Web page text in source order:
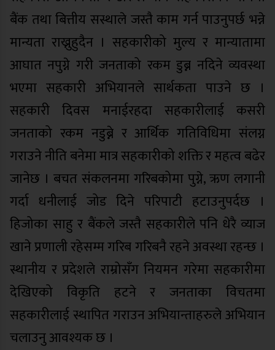
बैंक तथा बित्तीय सस्थाले जस्तै काम गर्न पाउनुपर्छ भन्ने
मान्यता राख्नुहुदैन । सहकारीको मुल्य र मान्यातामा
आघात नपुग्ने गरी जनताको रकम डुब्न नदिने व्यवस्था
भएमा सहकारी अभियानले सार्थकता पाउने छ ।
सहकारी दिवस मनाईरहदा सहकारीलाई कसरी
जनताको रकम नडुब्ने र आर्थिक गतिविधिमा संलग्न
गराउने नीति बनेमा मात्र सहकारीको शक्ति र महत्व बढेर
जानेछ । बचत संकलनमा गरिबकोमा पुग्ने, ऋण लगानी
गर्दा धनीलाई जोड दिने परिपाटी हटाउनुपर्दछ ।
हिजोका साहु र बैंकले जस्तै सहकारीले पनि धेरै व्याज
खाने प्रणाली रहेसम्म गरिब गरिबनै रहने अवस्था रहन्छ ।
स्थानीय र प्रदेशले राम्रोसँग नियमन गरेमा सहकारीमा
देखिएको विकृति हटने र जनताका विचतमा
सहकारीलाई स्थापित गराउन अभियान्ताहरुले अभियान
चलाउनु आवश्यक छ ।